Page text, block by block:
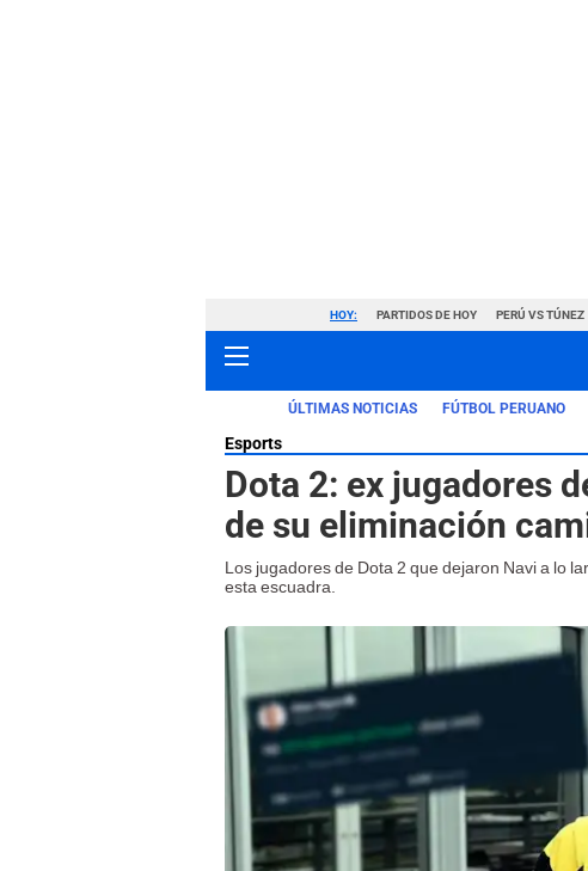
HOY: PARTIDOS DE HOY PERÚ VS TÚNEZ
ÚLTIMAS NOTICIAS FÚTBOL PERUANO
Esports
Dota 2: ex jugadores
de su eliminación
Los jugadores de Dota 2 que dejaron Navi a lo
esta escuadra.